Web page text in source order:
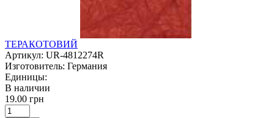
ТЕРАКОТОВИЙ
Артикул: UR-4812274R
Изготовитель: Германия
Единицы:
В наличии
19.00 грн